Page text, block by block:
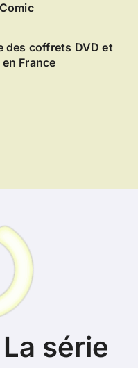
des coffrets DVD et
France
série